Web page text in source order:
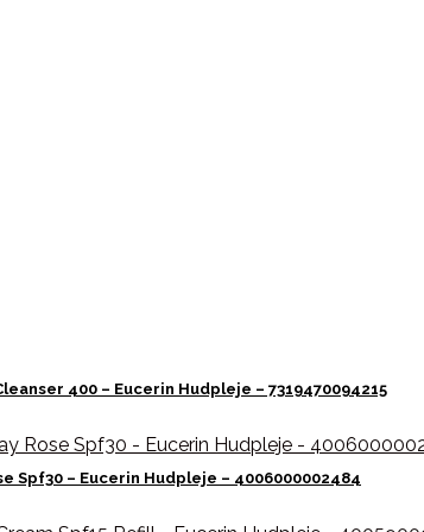
400 – Eucerin Hudpleje – 7319470094215
Spf30 – Eucerin Hudpleje – 4006000002484